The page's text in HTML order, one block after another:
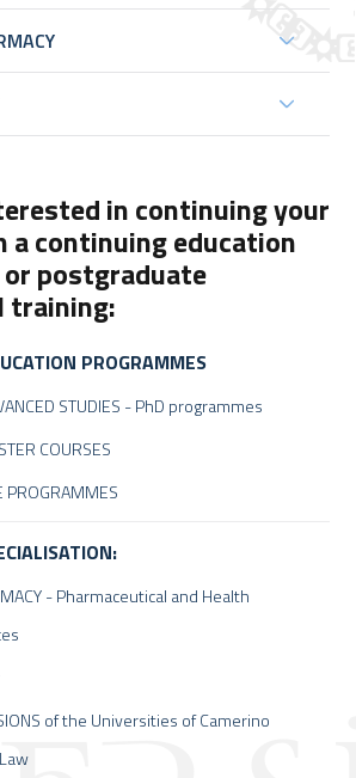
in continuing your
a continuing education
postgraduate
training:
PROGRAMMES
STUDIES - PhD programmes
COURSES
PROGRAMMES
- Pharmaceutical and Health
of the Universities of Camerino